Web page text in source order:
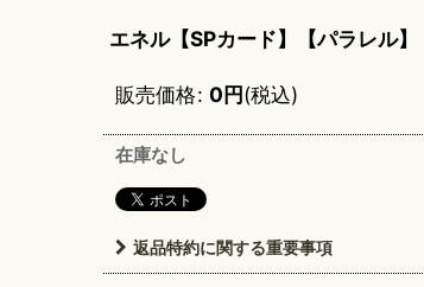
エネル【SPカード】【パラレル】
販売価格: 0円(税込)
在庫なし
返品特約に関する重要事項